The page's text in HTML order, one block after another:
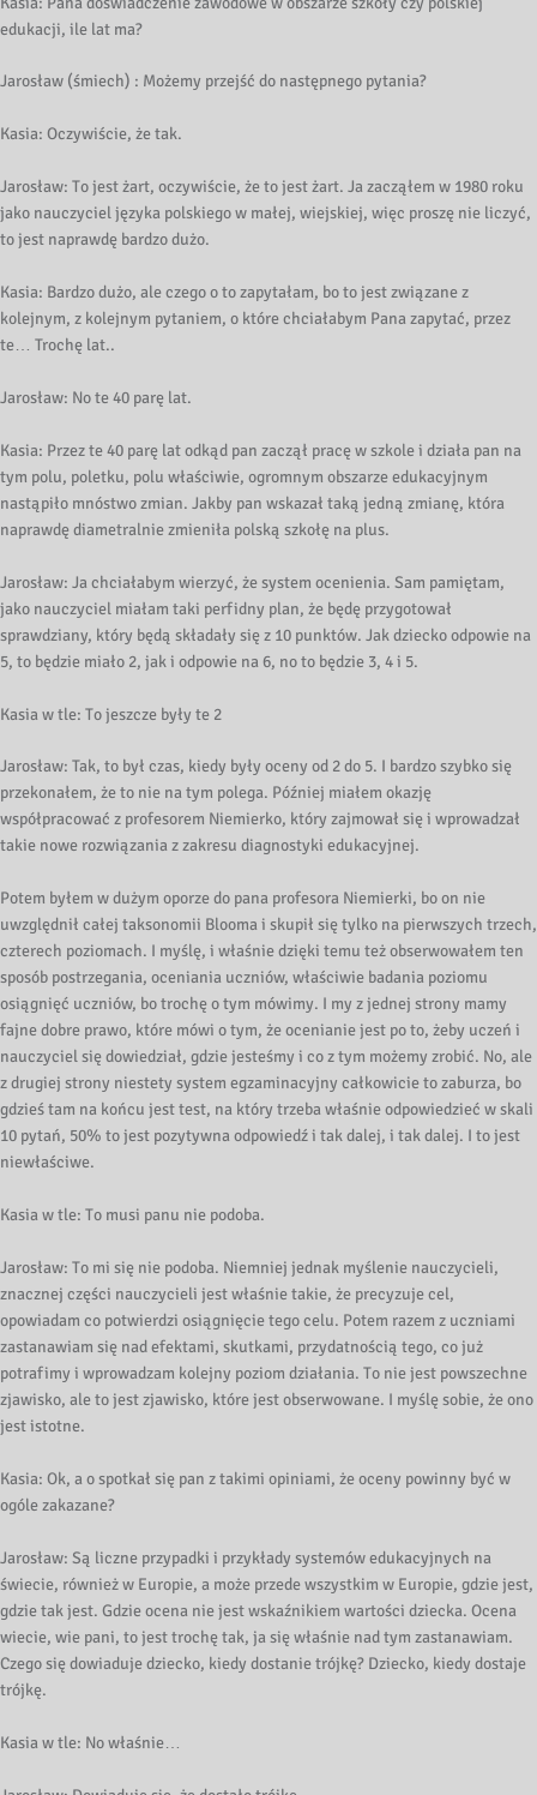
edukacji, ile lat ma?
Jarosław (śmiech) : Możemy przejść do następnego pytania?
Kasia: Oczywiście, że tak.
Jarosław: To jest żart, oczywiście, że to jest żart. Ja zacząłem w 1980 roku
jako nauczyciel języka polskiego w małej, wiejskiej, więc proszę nie liczyć,
to jest naprawdę bardzo dużo.
Kasia: Bardzo dużo, ale czego o to zapytałam, bo to jest związane z
kolejnym, z kolejnym pytaniem, o które chciałabym Pana zapytać, przez
te… Trochę lat..
Jarosław: No te 40 parę lat.
Kasia: Przez te 40 parę lat odkąd pan zaczął pracę w szkole i działa pan na
tym polu, poletku, polu właściwie, ogromnym obszarze edukacyjnym
nastąpiło mnóstwo zmian. Jakby pan wskazał taką jedną zmianę, która
naprawdę diametralnie zmieniła polską szkołę na plus.
Jarosław: Ja chciałabym wierzyć, że system ocenienia. Sam pamiętam,
jako nauczyciel miałam taki perfidny plan, że będę przygotował
sprawdziany, który będą składały się z 10 punktów. Jak dziecko odpowie na
5, to będzie miało 2, jak i odpowie na 6, no to będzie 3, 4 i 5.
Kasia w tle: To jeszcze były te 2
Jarosław: Tak, to był czas, kiedy były oceny od 2 do 5. I bardzo szybko się
przekonałem, że to nie na tym polega. Później miałem okazję
współpracować z profesorem Niemierko, który zajmował się i wprowadzał
takie nowe rozwiązania z zakresu diagnostyki edukacyjnej.
Potem byłem w dużym oporze do pana profesora Niemierki, bo on nie
uwzględnił całej taksonomii Blooma i skupił się tylko na pierwszych trzech,
czterech poziomach. I myślę, i właśnie dzięki temu też obserwowałem ten
sposób postrzegania, oceniania uczniów, właściwie badania poziomu
osiągnięć uczniów, bo trochę o tym mówimy. I my z jednej strony mamy
fajne dobre prawo, które mówi o tym, że ocenianie jest po to, żeby uczeń i
nauczyciel się dowiedział, gdzie jesteśmy i co z tym możemy zrobić. No, ale
z drugiej strony niestety system egzaminacyjny całkowicie to zaburza, bo
gdzieś tam na końcu jest test, na który trzeba właśnie odpowiedzieć w skali
10 pytań, 50% to jest pozytywna odpowiedź i tak dalej, i tak dalej. I to jest
niewłaściwe.
Kasia w tle: To musi panu nie podoba.
Jarosław: To mi się nie podoba. Niemniej jednak myślenie nauczycieli,
znacznej części nauczycieli jest właśnie takie, że precyzuje cel,
opowiadam co potwierdzi osiągnięcie tego celu. Potem razem z uczniami
zastanawiam się nad efektami, skutkami, przydatnością tego, co już
potrafimy i wprowadzam kolejny poziom działania. To nie jest powszechne
zjawisko, ale to jest zjawisko, które jest obserwowane. I myślę sobie, że ono
jest istotne.
Kasia: Ok, a o spotkał się pan z takimi opiniami, że oceny powinny być w
ogóle zakazane?
Jarosław: Są liczne przypadki i przykłady systemów edukacyjnych na
świecie, również w Europie, a może przede wszystkim w Europie, gdzie jest,
gdzie tak jest. Gdzie ocena nie jest wskaźnikiem wartości dziecka. Ocena
wiecie, wie pani, to jest trochę tak, ja się właśnie nad tym zastanawiam.
Czego się dowiaduje dziecko, kiedy dostanie trójkę? Dziecko, kiedy dostaje
trójkę.
Kasia w tle: No właśnie…